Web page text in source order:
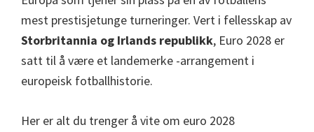
Villa
Park
mest prestisjetunge turneringer. Vert i fellesskap av
Storbritannia og Irlands republikk, Euro 2028 er
satt til å være et landemerke -arrangement i
europeisk fotballhistorie.
Her er alt du trenger å vite om euro 2028